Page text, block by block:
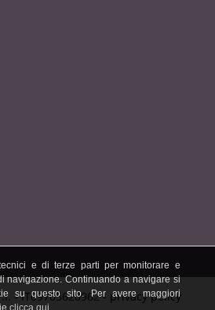
- IT09705620962 - privacy policy
e di terze parti per monitorare e
navigazione. Continuando a navigare si
su questo sito. Per avere maggiori
clicca qui